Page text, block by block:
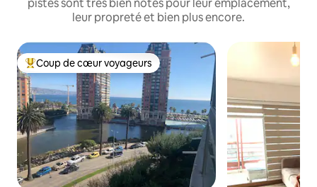
pistes sont très bien notés pour leur emplacement,
leur propreté et bien plus encore.
Coups de cœur voyageurs les plus appréciés
Coup de cœur voyageurs